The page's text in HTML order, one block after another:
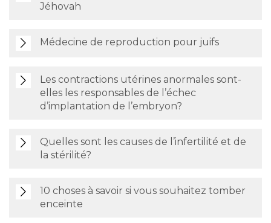
Jéhovah
Médecine de reproduction pour juifs
Les contractions utérines anormales sont-
elles les responsables de l’échec
d’implantation de l’embryon?
Quelles sont les causes de l’infertilité et de
la stérilité?
10 choses à savoir si vous souhaitez tomber
enceinte